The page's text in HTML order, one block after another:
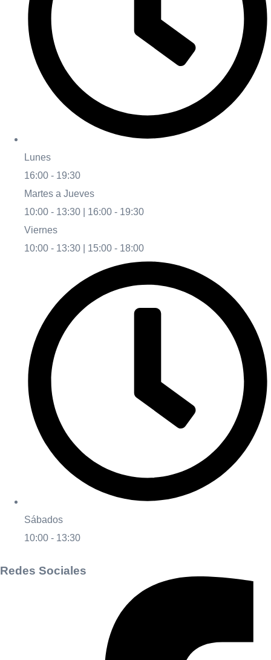
Lunes
16:00 - 19:30
Martes a Jueves
10:00 - 13:30 | 16:00 - 19:30
Viernes
10:00 - 13:30 | 15:00 - 18:00
Sábados
10:00 - 13:30
Redes Sociales